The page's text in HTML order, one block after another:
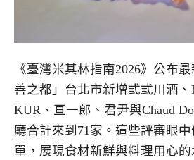
《臺灣米其林指南2026》公布
善之都」台北市新增弎弎川酒、
KUR、亘一郎、君尹與Chaud
廳合計來到71家。這些評審眼
單，展現食材新鮮與料理用心